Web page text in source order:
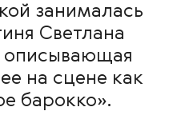
занималась
Светлана
описывающая
на сцене как
барокко».